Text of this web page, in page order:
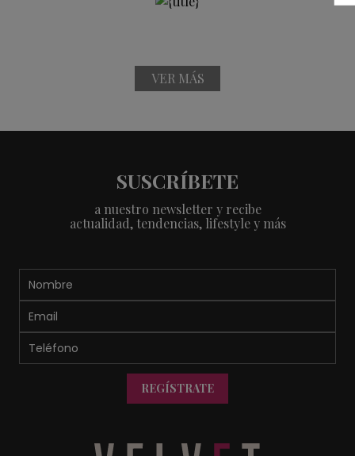
VER MÁS
SUSCRÍBETE
a nuestro newsletter y recibe
actualidad, tendencias, lifestyle y más
REGÍSTRATE